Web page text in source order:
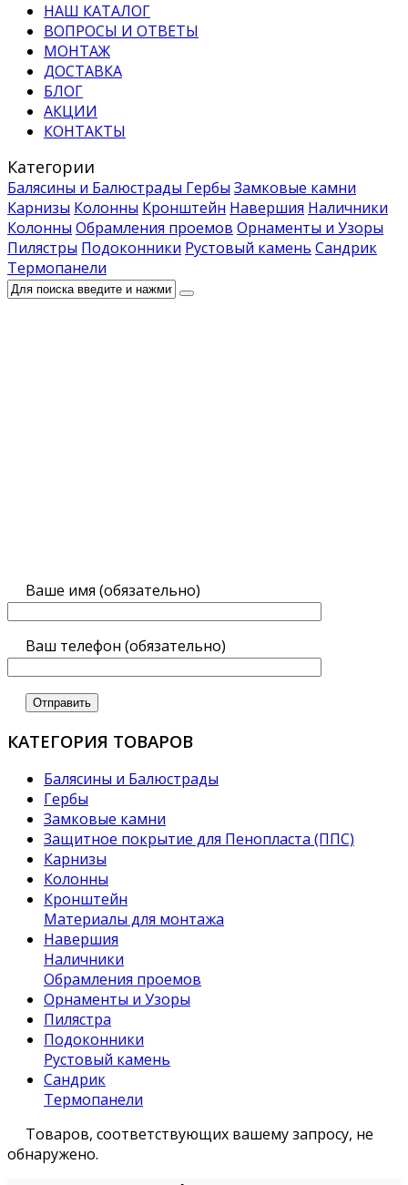
НАШ КАТАЛОГ
ВОПРОСЫ И ОТВЕТЫ
МОНТАЖ
ДОСТАВКА
БЛОГ
АКЦИИ
КОНТАКТЫ
Категории
Балясины и Балюстрады Гербы Замковые камни
Карнизы Колонны Кронштейн Навершия Наличники
Колонны Обрамления проемов Орнаменты и Узоры
Пилястры Подоконники Рустовый камень Сандрик
Термопанели
Ваше имя (обязательно)
Ваш телефон (обязательно)
КАТЕГОРИЯ ТОВАРОВ
Балясины и Балюстрады
Гербы
Замковые камни
Защитное покрытие для Пенопласта (ППС)
Карнизы
Колонны
Кронштейн
Материалы для монтажа
Навершия
Наличники
Обрамления проемов
Орнаменты и Узоры
Пилястра
Подоконники
Рустовый камень
Сандрик
Термопанели
Товаров, соответствующих вашему запросу, не
обнаружено.